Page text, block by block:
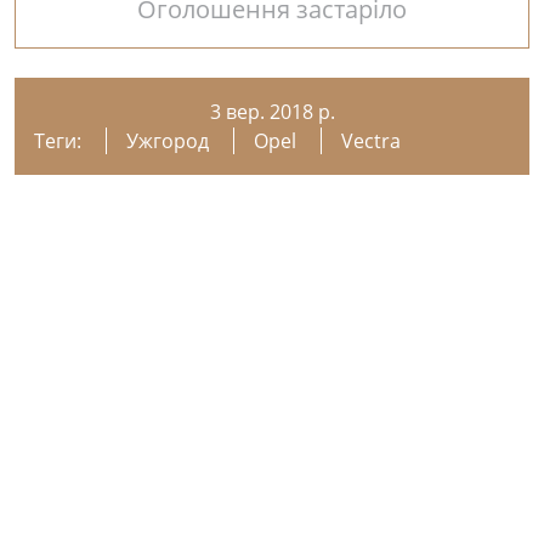
Оголошення застаріло
3 вер. 2018 р.
Теги:
Ужгород Opel Vectra